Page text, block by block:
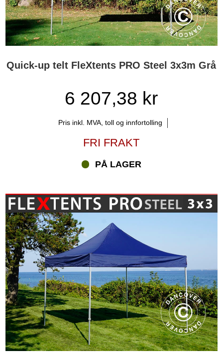
Quick-up telt FleXtents PRO Steel 3x3m Grå
6 207,38 kr
Pris inkl. MVA, toll og innfortolling
FRI FRAKT
PÅ LAGER